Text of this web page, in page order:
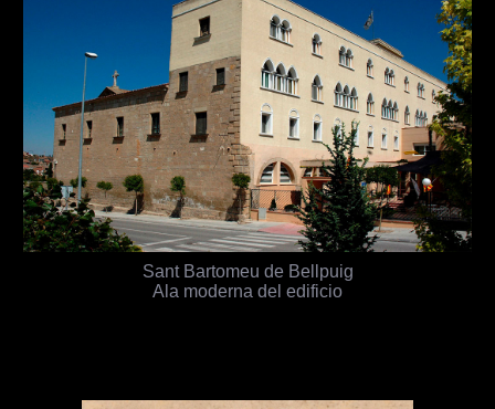
Sant Bartomeu de Bellpuig
Ala moderna del edificio